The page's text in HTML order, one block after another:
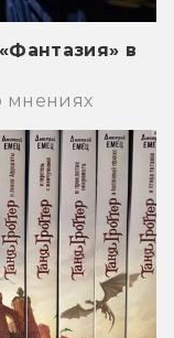
в
мнениях